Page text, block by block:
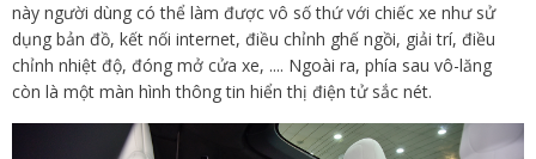
này người dùng có thể làm được vô số thứ với chiếc xe như sử
dụng bản đồ, kết nối internet, điều chỉnh ghế ngồi, giải trí, điều
chỉnh nhiệt độ, đóng mở cửa xe, .... Ngoài ra, phía sau vô-lăng
còn là một màn hình thông tin hiển thị điện tử sắc nét.